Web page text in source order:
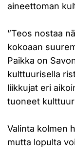
aineettoman
”Teos nostaa
kokoaan
Paikka on
kulttuurisella
liikkujat eri
tuoneet
Valinta kolmen
mutta lopulta